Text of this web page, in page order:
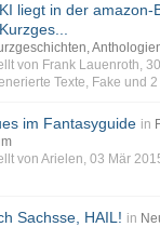
liegt in der amazon-
von Frank Lauenroth,
Texte, Fake und
im Fantasyguide in
von Arielen, 03 Mär
Sachsse, HAIL! in